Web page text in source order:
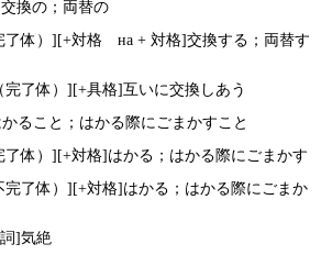
換の；両替の
了体）][+対格 на + 対格]交換する；両替す
完了体）][+具格]互いに交換しあう
ること；はかる際にごまかすこと
了体）][+対格]はかる；はかる際にごまかす
完了体）][+対格]はかる；はかる際にごまか
]気絶